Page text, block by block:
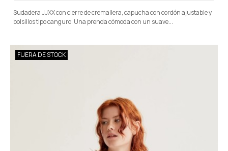
Sudadera JJXX con cierre de cremallera, capucha con cordón ajustable y
bolsillos tipo canguro. Una prenda cómoda con un suave...
FUERA DE STOCK